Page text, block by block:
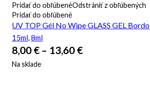
Pridať do obľúbenéOdstrániť z obľúbených
Pridať do obľúbené
UV TOP Gél No Wipe GLASS GEL Bordo
15ml,8ml
8,00 € – 13,60 €
Na sklade